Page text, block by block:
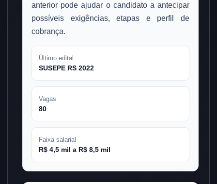
anterior pode ajudar o candidato a antecipar
possíveis exigências, etapas e perfil de
cobrança.
Último edital
SUSEPE RS 2022
Vagas
80
Faixa salarial
R$ 4,5 mil a R$ 8,5 mil